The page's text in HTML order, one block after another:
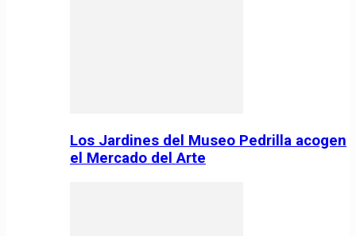
Los Jardines del Museo Pedrilla acogen
el Mercado del Arte